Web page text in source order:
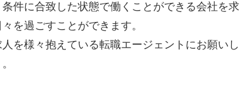
件に合致した状態で働くことができる会社を求
を過ごすことができます。
を様々抱えている転職エージェントにお願いし